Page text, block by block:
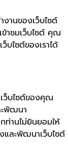
งานของเว็บไซต์
ข้าชมเว็บไซต์ คุณ
บไซต์ของเราได้
เว็บไซต์ของคุณ
ะพัฒนา
ท่านไม่ยินยอมให้
และพัฒนาเว็บไซต์